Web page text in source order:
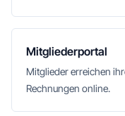
Mitgliederportal
Mitglieder erreichen
Rechnungen online.